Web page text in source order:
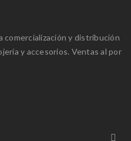
comercialización y distribución
y accesorios. Ventas al por